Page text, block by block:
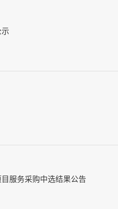
服务采购中选结果公告